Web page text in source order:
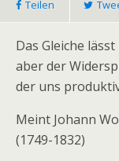
Teilen
Das Gleiche
aber der
der uns
Meint Johann
(1749-1832)